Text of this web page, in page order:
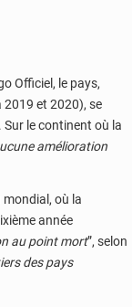
Officiel, le pays,
2019 et 2020), se
Sur le continent où la
amélioration
où la
année
au point mort”, selon
des pays